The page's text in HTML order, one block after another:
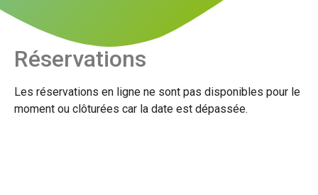
Réservations
Les réservations en ligne ne sont pas disponibles pour le
moment ou clôturées car la date est dépassée.